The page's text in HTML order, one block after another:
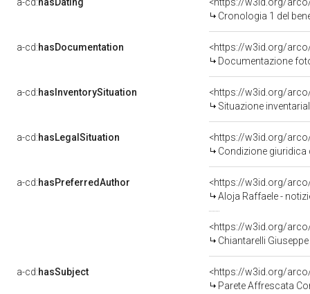
Cronologia 1 del
a-cd:hasDocumentation
Documentazione
a-cd:hasInventorySituation
<https://w3id.org/
Situazione
a-cd:hasLegalSituation
<https://w3id.org/
Condizione giuridica
a-cd:hasPreferredAuthor
<https://w3id.org/
Aloja Raffaele -
<https://w3id.org/
Chiantarelli
a-cd:hasSubject
<https://w3id.org/
Parete Affrescata